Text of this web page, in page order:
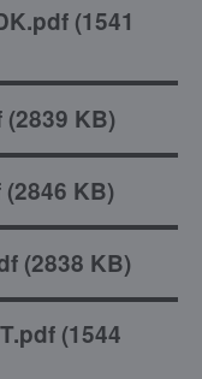
(1541
(2839 KB)
(2846 KB)
(2838 KB)
(1544